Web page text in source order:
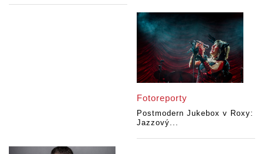
Fotoreporty
Postmodern Jukebox v Roxy:
Jazzový...